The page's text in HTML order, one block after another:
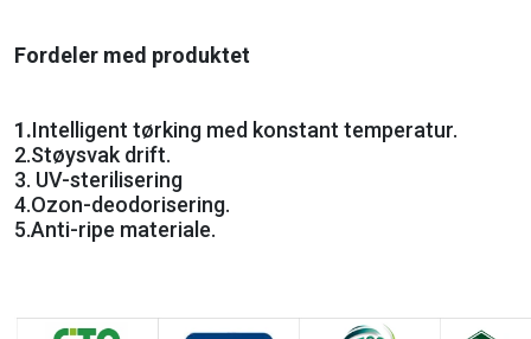
Fordeler med produktet
1.Intelligent tørking med konstant temperatur.
2.Støysvak drift.
3. UV-sterilisering
4.Ozon-deodorisering.
5.Anti-ripe materiale.